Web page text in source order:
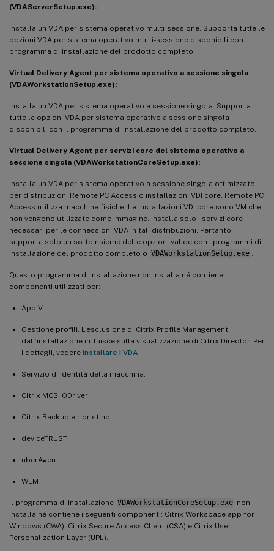
(VDAServerSetup.exe):
Installa un VDA per sistema operativo multi-sessione. Supporta tutte le
opzioni VDA per sistema operativo multi-sessione disponibili con il
programma di installazione del prodotto completo.
Virtual Delivery Agent per sistema operativo a sessione singola
(VDAWorkstationSetup.exe):
Installa un VDA per sistema operativo a sessione singola. Supporta
tutte le opzioni VDA per sistema operativo a sessione singola
disponibili con il programma di installazione del prodotto completo.
Virtual Delivery Agent per servizi core del sistema operativo a
sessione singola (VDAWorkstationCoreSetup.exe):
Installa un VDA per sistema operativo a sessione singola ottimizzato
per distribuzioni Remote PC Access o installazioni VDI core. Remote PC
Access utilizza macchine fisiche. Le installazioni VDI core sono VM che
non vengono utilizzate come immagine. Installa solo i servizi core
necessari per le connessioni VDA in tali distribuzioni. Pertanto,
supporta solo un sottoinsieme delle opzioni valide con i programmi di
installazione del prodotto completo o VDAWorkstationSetup.exe
Questo programma di installazione non installa né contiene i
componenti utilizzati per:
App-V.
Gestione profili. L’esclusione di Citrix Profile Management
dall’installazione influisce sulla visualizzazione di Citrix Director. Per
i dettagli, vedere Installare i VDA
Servizio di identità della macchina.
Citrix MCS IODriver
Citrix Backup e ripristino
deviceTRUST
uberAgent
WEM
Il programma di installazione VDAWorkstationCoreSetup.exe non
installa né contiene i seguenti componenti: Citrix Workspace app for
Windows (CWA), Citrix Secure Access Client (CSA) e Citrix User
Personalization Layer (UPL).